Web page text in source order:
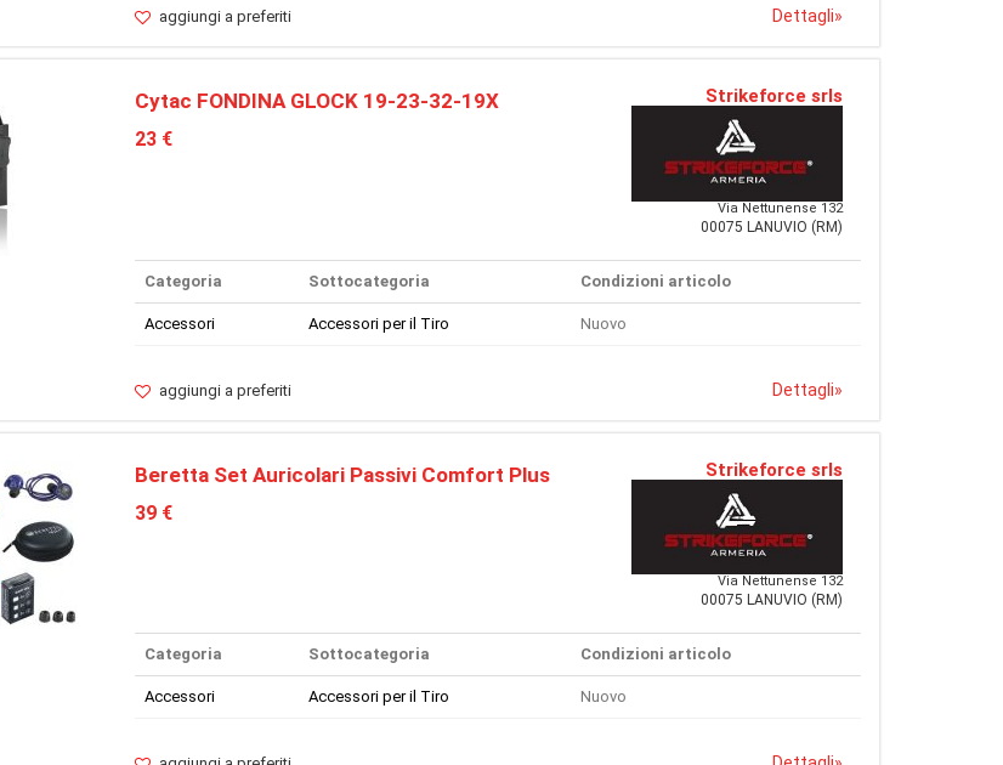
aggiungi a preferiti Dettagli»
Cytac FONDINA GLOCK 19-23-32-19X
23 €
Strikeforce srls
Via Nettunense 132
00075 LANUVIO (RM)
Categoria Sottocategoria Condizioni articolo
Accessori Accessori per il Tiro Nuovo
aggiungi a preferiti Dettagli»
Beretta Set Auricolari Passivi Comfort Plus
39 €
Strikeforce srls
Via Nettunense 132
00075 LANUVIO (RM)
Categoria Sottocategoria Condizioni articolo
Accessori Accessori per il Tiro Nuovo